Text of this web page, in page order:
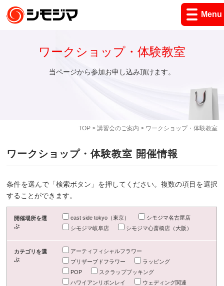
Menu
TOP> 講習会のご案内 > ワークショップ・体験教室
ワークショップ・体験教室
当ページから参加お申し込み頂けます。
ワークショップ・体験教室 開催情報
条件を選んで「検索ボタン」を押してください。複数の項目を選択
することができます。
開催場所を選
ぶ
east side tokyo（東京）
シモジマ名古屋店
シモジマ岐阜店
シモジマ心斎橋店（大阪）
カテゴリを選
ぶ
アーティフィシャルフラワー
プリザーブドフラワー
ラッピング
POP
スクラップブッキング
ハワイアンリボンレイ
ウェディング関連